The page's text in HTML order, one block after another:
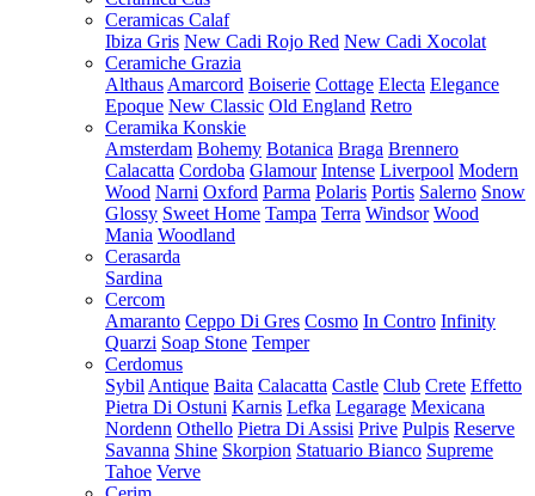
Ceramicas Calaf
Ibiza Gris New Cadi Rojo Red New Cadi Xocolat
Ceramiche Grazia
Althaus Amarcord Boiserie Cottage Electa Elegance
Epoque New Classic Old England Retro
Ceramika Konskie
Amsterdam Bohemy Botanica Braga Brennero
Calacatta Cordoba Glamour Intense Liverpool Modern
Wood Narni Oxford Parma Polaris Portis Salerno Snow
Glossy Sweet Home Tampa Terra Windsor Wood
Mania Woodland
Cerasarda
Sardina
Cercom
Amaranto Ceppo Di Gres Cosmo In Contro Infinity
Quarzi Soap Stone Temper
Cerdomus
Sybil Antique Baita Calacatta Castle Club Crete Effetto
Pietra Di Ostuni Karnis Lefka Legarage Mexicana
Nordenn Othello Pietra Di Assisi Prive Pulpis Reserve
Savanna Shine Skorpion Statuario Bianco Supreme
Tahoe Verve